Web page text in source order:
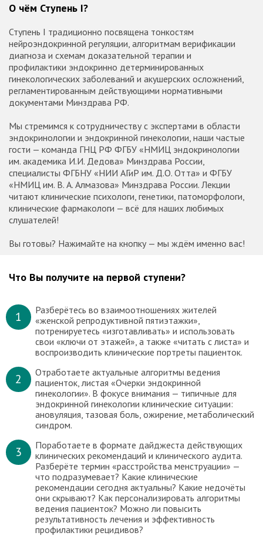
О чём Ступень I?
Ступень I традиционно посвящена тонкостям
нейроэндокринной регуляции, алгоритмам верификации
диагноза и схемам доказательной терапии и
профилактики эндокринно детерминированных
гинекологических заболеваний и акушерских осложнений,
регламентированным действующими нормативными
документами Минздрава РФ.
Мы стремимся к сотрудничеству с экспертами в области
эндокринологии и эндокринной гинекологии, наши частые
гости — команда ГНЦ РФ ФГБУ «НМИЦ эндокринологии
им. академика И.И. Дедова» Минздрава России,
специалисты ФГБНУ «НИИ АГиР им. Д.О. Отта» и ФГБУ
«НМИЦ им. В. А. Алмазова» Минздрава России. Лекции
читают клинические психологи, генетики, патоморфологи,
клинические фармакологи — всё для наших любимых
слушателей!
Вы готовы? Нажимайте на кнопку — мы ждём именно вас!
Что Вы получите на первой ступени?
1
Разберётесь во взаимоотношениях жителей
«женской репродуктивной пятиэтажки»,
потренируетесь «изготавливать» и использовать
свои «ключи от этажей», а также «читать с листа» и
воспроизводить клинические портреты пациенток.
2
Отработаете актуальные алгоритмы ведения
пациенток, листая «Очерки эндокринной
гинекологии». В фокусе внимания — типичные для
эндокринной гинекологии клинические ситуации:
ановуляция, тазовая боль, ожирение, метаболический
синдром.
3
Поработаете в формате дайджеста действующих
клинических рекомендаций и клинического аудита.
Разберёте термин «расстройства менструации» —
что подразумевает? Какие клинические
рекомендации сегодня актуальны? Какие недочёты
они скрывают? Как персонализировать алгоритмы
ведения пациенток? Можно ли повысить
результативность лечения и эффективность
профилактики рецидивов?